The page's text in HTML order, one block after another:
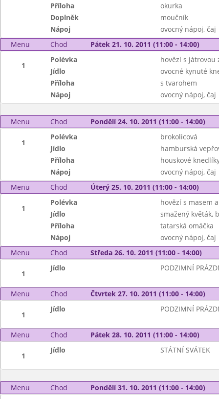
Příloha
okurka
Doplněk
moučník
Nápoj
ovocný nápoj, čaj
Menu
Chod Pátek 21. 10. 2011 (11:00 - 14:00)
1
Polévka
hovězí s játrovou
Jídlo
ovocné kynuté
Příloha
s tvarohem
Nápoj
ovocný nápoj, čaj
Menu Chod Pondělí 24. 10. 2011 (11:00 - 14:00)
1
Polévka
brokolicová
Jídlo
hamburská
Příloha
houskové
Nápoj
ovocný nápoj, čaj
Menu
Chod Úterý 25. 10. 2011 (11:00 - 14:00)
1
Polévka
hovězí s masem
Jídlo
smažený květák,
Příloha
tatarská omáčka
Nápoj
ovocný nápoj, čaj
Menu
Chod Středa 26. 10. 2011 (11:00 - 14:00)
1
Jídlo PODZIMNÍ
Menu Chod Čtvrtek 27. 10. 2011 (11:00 - 14:00)
1
Jídlo PODZIMNÍ
Menu Chod Pátek 28. 10. 2011 (11:00 - 14:00)
1
Jídlo STÁTNÍ SVÁTEK
Menu Chod
Pondělí 31. 10. 2011 (11:00 - 14:00)